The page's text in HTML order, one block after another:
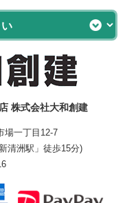
株式会社大和創建
場一丁目12-7
清洲駅」徒歩15分)